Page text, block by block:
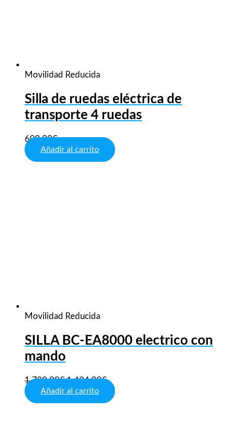
Movilidad Reducida
Silla de ruedas eléctrica de
transporte 4 ruedas
699,00€
Añadir al carrito
Movilidad Reducida
SILLA BC-EA8000 electrico con
mando
1.780,00€ 1.424,00€
Añadir al carrito